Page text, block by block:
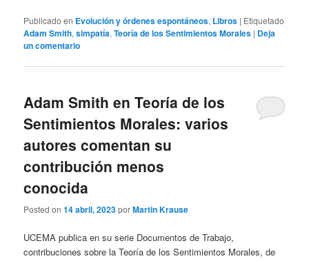
Publicado en Evolución y órdenes espontáneos, Libros | Etiquetado
Adam Smith,simpatía,Teoría de los Sentimientos Morales | Deja
un comentario
Adam Smith en Teoría de los
Sentimientos Morales: varios
autores comentan su
contribución menos
conocida
Posted on14 abril, 2023porMartin Krause
UCEMA publica en su serie Documentos de Trabajo,
contribuciones sobre la Teoría de los Sentimientos Morales, de